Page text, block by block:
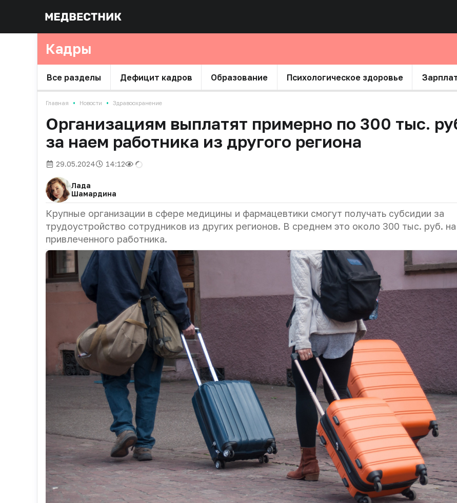
Кадры
Все разделы Дефицит кадров Образование Психологическое здоровье
Главная • Новости • Здравоохранение
Организациям выплатят примерно по 300 тыс.
за наем работника из другого региона
29.05.2024 14:12
Лада
Шамардина
Крупные организации в сфере медицины и фармацевтики смогут получать субсидии за
трудоустройство сотрудников из других регионов. В среднем это около 300 тыс. руб.
привлеченного работника.